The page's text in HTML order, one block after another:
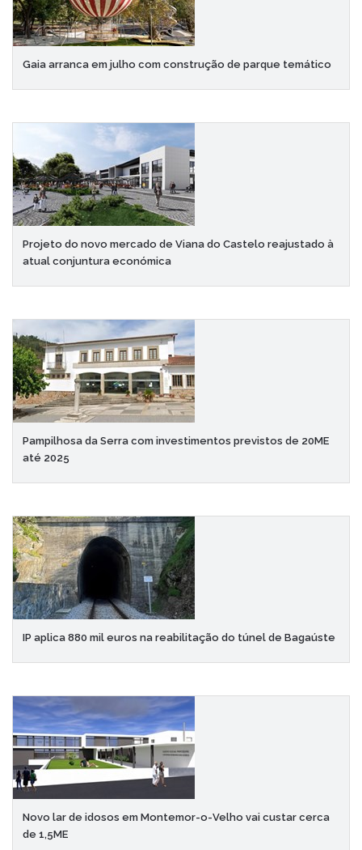
Gaia arranca em julho com construção de parque temático
Projeto do novo mercado de Viana do Castelo reajustado à
atual conjuntura económica
Pampilhosa da Serra com investimentos previstos de 20ME
até 2025
IP aplica 880 mil euros na reabilitação do túnel de Bagaúste
Novo lar de idosos em Montemor-o-Velho vai custar cerca
de 1,5ME